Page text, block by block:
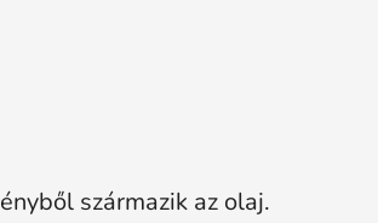
származik az olaj.